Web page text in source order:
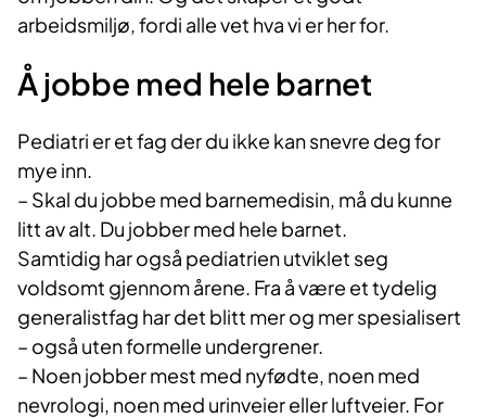
arbeidsmiljø, fordi alle vet hva vi er her for.
Å jobbe med hele barnet
Pediatri er et fag der du ikke kan snevre deg for
mye inn.
– Skal du jobbe med barnemedisin, må du kunne
litt av alt. Du jobber med hele barnet.
Samtidig har også pediatrien utviklet seg
voldsomt gjennom årene. Fra å være et tydelig
generalistfag har det blitt mer og mer spesialisert
– også uten formelle undergrener.
– Noen jobber mest med nyfødte, noen med
nevrologi, noen med urinveier eller luftveier. For